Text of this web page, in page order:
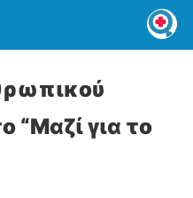
“Μαζί για το